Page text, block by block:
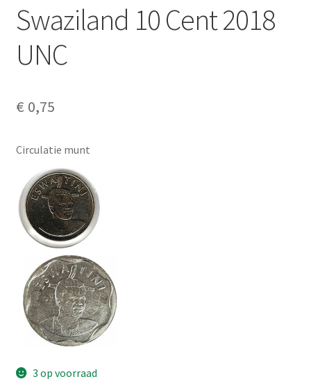
Alg. voorw.
Privacybeleid PMH Enibas
Swaziland 10 Cent 2018
UNC
€ 0,75
Circulatie munt
3 op voorraad